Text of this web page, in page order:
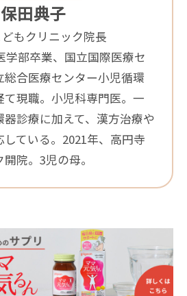
保田典子
もクリニック院長
学部卒業、国立国際医療セ
総合医療センター小児循環
現職。小児科専門医。一
診療に加えて、漢方治療や
ている。2021年、高円寺
院。3児の母。